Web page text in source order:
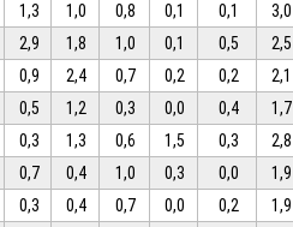
1,3 1,0 0,8 0,1 0,1 3,0
2,9 1,8 1,0 0,1 0,5 2,5
0,9 2,4 0,7 0,2 0,2 2,1
0,5 1,2 0,3 0,0 0,4 1,7
0,3 1,3 0,6 1,5 0,3 2,8
0,7 0,4 1,0 0,3 0,0 1,9
0,3 0,4 0,7 0,0 0,2 1,9